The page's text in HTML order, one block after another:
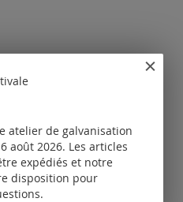
atelier de galvanisation
août 2026. Les articles
expédiés et notre
disposition pour